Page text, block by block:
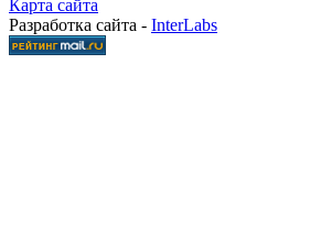
Карта сайта
Разработка сайта - InterLabs